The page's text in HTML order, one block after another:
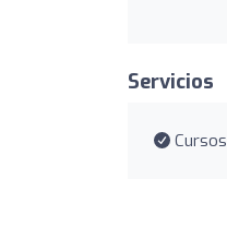
Servicios